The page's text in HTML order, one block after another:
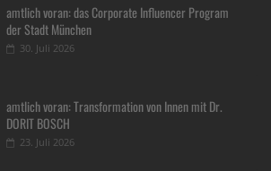
amtlich voran: das Corporate Influencer Program
der Stadt München
30. Juli 2026
amtlich voran: Transformation von Innen mit Dr.
DORIT BOSCH
23. Juli 2026